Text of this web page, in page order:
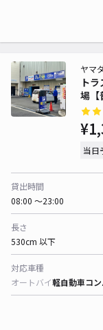
ト
場【
ヤマ
当日
貸出時間
08:00 〜23:00
長さ
530cm 以下
対応車種
オートバイ軽自動車コ